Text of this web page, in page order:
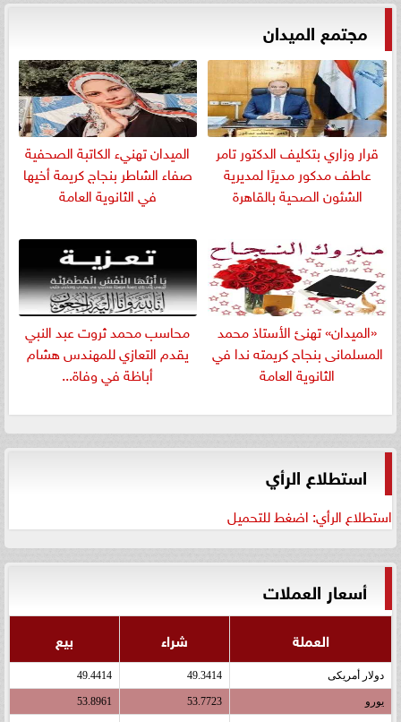
مجتمع الميدان
قرار وزاري بتكليف الدكتور تامر
عاطف مدكور مديرًا لمديرية
الشئون الصحية بالقاهرة
الميدان تهنيء الكاتبة الصحفية
صفاء الشاطر بنجاج كريمة أخيها
في الثانوية العامة
«الميدان» تهنئ الأستاذ محمد
المسلمانى بنجاح كريمته ندا في
الثانوية العامة
​محاسب محمد ثروت عبد النبي
يقدم التعازي للمهندس هشام
أباظة في وفاة...
استطلاع الرأي
استطلاع الرأي: اضغط للتحميل
أسعار العملات
العملة شراء بيع
دولار أمريكى 49.3414
49.4414
يورو 53.7723
53.8961